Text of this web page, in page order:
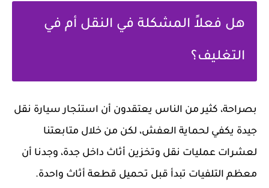
هل فعلاً المشكلة في النقل أم في
التغليف؟
بصراحة، كثير من الناس يعتقدون أن استئجار سيارة نقل
جيدة يكفي لحماية العفش، لكن من خلال متابعتنا
لعشرات عمليات نقل وتخزين أثاث داخل جدة، وجدنا أن
معظم التلفيات تبدأ قبل تحميل قطعة أثاث واحدة.